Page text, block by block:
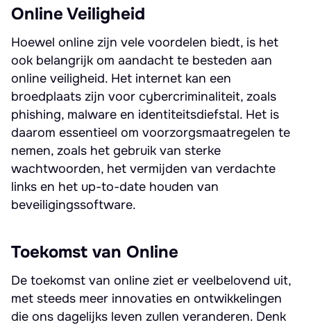
Online Veiligheid
Hoewel online zijn vele voordelen biedt, is het
ook belangrijk om aandacht te besteden aan
online veiligheid. Het internet kan een
broedplaats zijn voor cybercriminaliteit, zoals
phishing, malware en identiteitsdiefstal. Het is
daarom essentieel om voorzorgsmaatregelen te
nemen, zoals het gebruik van sterke
wachtwoorden, het vermijden van verdachte
links en het up-to-date houden van
beveiligingssoftware.
Toekomst van Online
De toekomst van online ziet er veelbelovend uit,
met steeds meer innovaties en ontwikkelingen
die ons dagelijks leven zullen veranderen. Denk